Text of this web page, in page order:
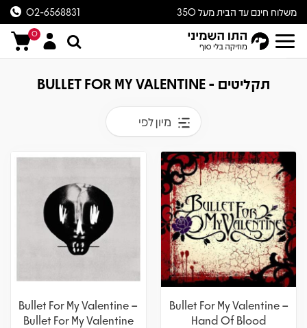
משלוח חינם עד הבית מעל 350
ש״ח
02-6568831
0
תקליטים - BULLET FOR MY VALENTINE
מיון לפי
Bullet For My Valentine –
Hand Of Blood
Bullet For My Valentine –
Bullet For My Valentine